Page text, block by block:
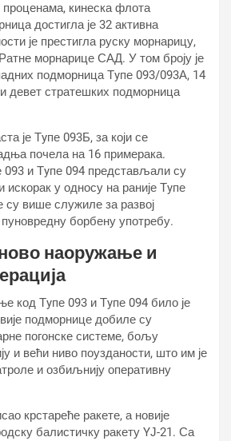
кинеска флота
достигла је 32 активна
је престигла руску морнарицу,
морнарице САД. У том броју је
подморница Тyпе 093/093А, 14
девет стратешких подморница
је Тyпе 093Б, за који се
почела на 16 примерака.
093 и Тyпе 094 представљали су
искорак у односу на раније Тyпе
су више служиле за развој
пуновредну борбену употребу.
наоружање и
код Тyпе 093 и Тyпе 094 било је
подморнице добиле су
погонске системе, бољу
и већи ниво поузданости, што им је
и озбиљнију оперативну
крстареће ракете, а новије
балистичку ракету YЈ-21. Са